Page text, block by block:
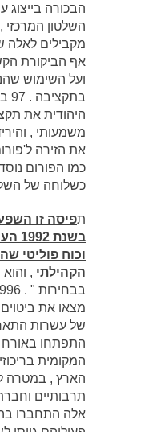
הבכורה בייצוג
השלטון
מקבילים לאלה
אף הביקורת
ועל השימוש
היהודית את
משמעותי ,
את הזירה
כשלוחה של
תפיסה זו
וכוח פוליטי
הקהילתי ,
מצאו את
של עשרות
התפתחו באורח
המקומית
הארץ , במטרה
תרבותיים
אלה התחברו